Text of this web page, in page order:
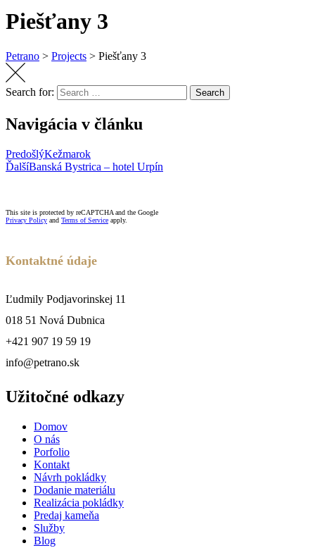
Piešťany 3
Petrano > Projects > Piešťany 3
Search for: Search
Navigácia v článku
PredošlýKežmarok
ĎalšíBanská Bystrica – hotel Urpín
This site is protected by reCAPTCHA and the Google
Privacy Policy and Terms of Service apply.
Kontaktné údaje
Ľudmily Podjavorinskej 11
018 51 Nová Dubnica
+421 907 19 59 19
info@petrano.sk
Užitočné odkazy
Domov
O nás
Porfolio
Kontakt
Návrh pokládky
Dodanie materiálu
Realizácia pokládky
Predaj kameňa
Služby
Blog